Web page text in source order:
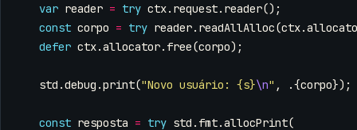
var reader = try ctx. request. reader();
const corpo = try reader. readAllAlloc(ctx.
defer ctx.allocator. free(corpo);
std .debug .print("Novo usuário: {s}\n" , .{corpo});
const resposta = try std . fmt.allocPrint(